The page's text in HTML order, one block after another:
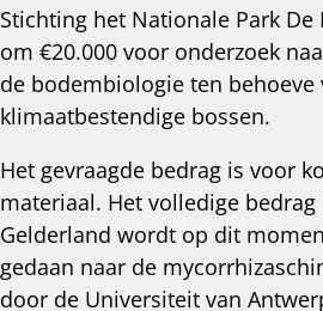
Stichting het Nationale Park De
om €20.000 voor onderzoek
de bodembiologie ten behoeve
klimaatbestendige bossen.
Het gevraagde bedrag is voor
materiaal. Het volledige bedrag
Gelderland wordt op dit
gedaan naar de
door de Universiteit van